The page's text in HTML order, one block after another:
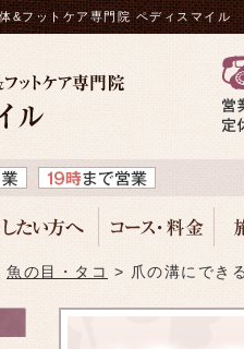
&フットケア専門院 ペディスマイル
魚の目・タコ 爪の溝にでき